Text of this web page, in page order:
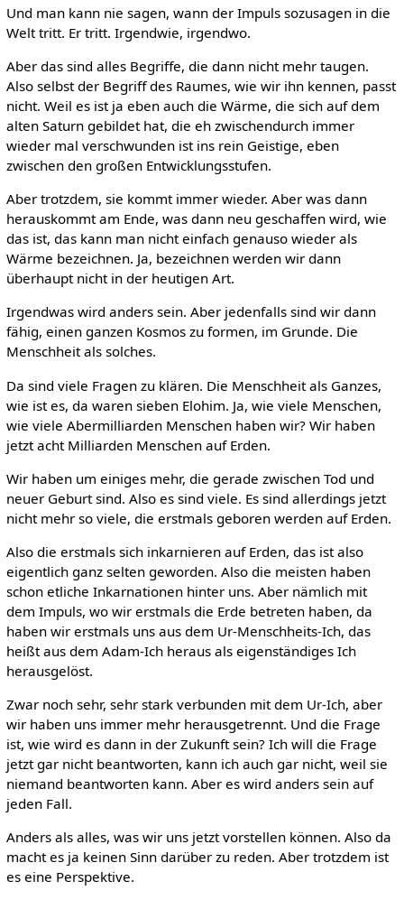
Und man kann nie sagen, wann der Impuls sozusagen in die
Welt tritt. Er tritt. Irgendwie, irgendwo.
Aber das sind alles Begriffe, die dann nicht mehr taugen.
Also selbst der Begriff des Raumes, wie wir ihn kennen, passt
nicht. Weil es ist ja eben auch die Wärme, die sich auf dem
alten Saturn gebildet hat, die eh zwischendurch immer
wieder mal verschwunden ist ins rein Geistige, eben
zwischen den großen Entwicklungsstufen.
Aber trotzdem, sie kommt immer wieder. Aber was dann
herauskommt am Ende, was dann neu geschaffen wird, wie
das ist, das kann man nicht einfach genauso wieder als
Wärme bezeichnen. Ja, bezeichnen werden wir dann
überhaupt nicht in der heutigen Art.
Irgendwas wird anders sein. Aber jedenfalls sind wir dann
fähig, einen ganzen Kosmos zu formen, im Grunde. Die
Menschheit als solches.
Da sind viele Fragen zu klären. Die Menschheit als Ganzes,
wie ist es, da waren sieben Elohim. Ja, wie viele Menschen,
wie viele Abermilliarden Menschen haben wir? Wir haben
jetzt acht Milliarden Menschen auf Erden.
Wir haben um einiges mehr, die gerade zwischen Tod und
neuer Geburt sind. Also es sind viele. Es sind allerdings jetzt
nicht mehr so viele, die erstmals geboren werden auf Erden.
Also die erstmals sich inkarnieren auf Erden, das ist also
eigentlich ganz selten geworden. Also die meisten haben
schon etliche Inkarnationen hinter uns. Aber nämlich mit
dem Impuls, wo wir erstmals die Erde betreten haben, da
haben wir erstmals uns aus dem Ur-Menschheits-Ich, das
heißt aus dem Adam-Ich heraus als eigenständiges Ich
herausgelöst.
Zwar noch sehr, sehr stark verbunden mit dem Ur-Ich, aber
wir haben uns immer mehr herausgetrennt. Und die Frage
ist, wie wird es dann in der Zukunft sein? Ich will die Frage
jetzt gar nicht beantworten, kann ich auch gar nicht, weil sie
niemand beantworten kann. Aber es wird anders sein auf
jeden Fall.
Anders als alles, was wir uns jetzt vorstellen können. Also da
macht es ja keinen Sinn darüber zu reden. Aber trotzdem ist
es eine Perspektive.